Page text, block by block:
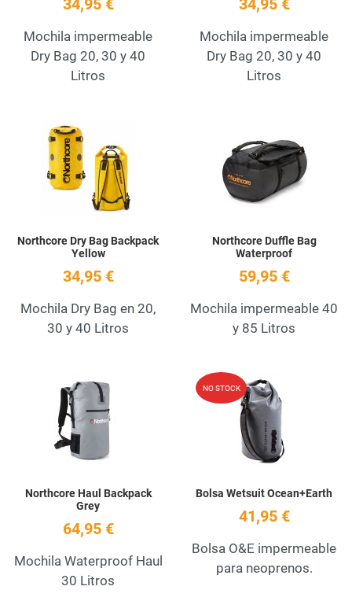
34,95 €
Mochila impermeable
Dry Bag 20, 30 y 40
Litros
34,95 €
Mochila impermeable
Dry Bag 20, 30 y 40
Litros
Quick View
Northcore Dry Bag Backpack
Yellow
34,95 €
Mochila Dry Bag en 20,
30 y 40 Litros
Northcore Duffle Bag
Waterproof
59,95 €
Mochila impermeable 40
y 85 Litros
Add to Wishlist
Northcore Haul Backpack
Grey
64,95 €
Mochila Waterproof Haul
30 Litros
NO STOCK
Bolsa Wetsuit Ocean+Earth
41,95 €
Bolsa O&E impermeable
para neoprenos.